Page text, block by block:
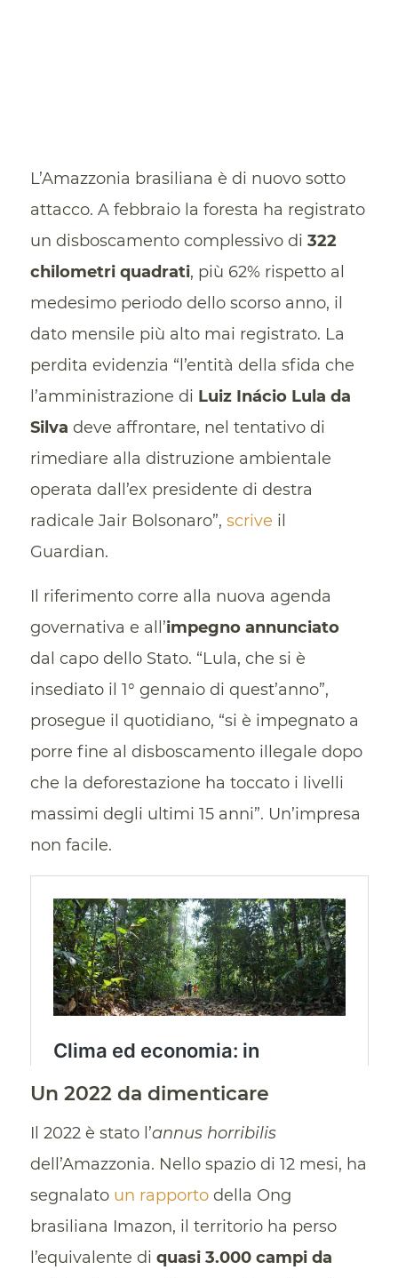
L’Amazzonia brasiliana è di nuovo sotto
attacco. A febbraio la foresta ha registrato
un disboscamento complessivo di 322
chilometri quadrati, più 62% rispetto al
medesimo periodo dello scorso anno, il
dato mensile più alto mai registrato. La
perdita evidenzia “l’entità della sfida che
l’amministrazione di Luiz Inácio Lula da
Silva deve affrontare, nel tentativo di
rimediare alla distruzione ambientale
operata dall’ex presidente di destra
radicale Jair Bolsonaro”, scrive il
Guardian.
Il riferimento corre alla nuova agenda
governativa e all’impegno annunciato
dal capo dello Stato. “Lula, che si è
insediato il 1° gennaio di quest’anno”,
prosegue il quotidiano, “si è impegnato a
porre fine al disboscamento illegale dopo
che la deforestazione ha toccato i livelli
massimi degli ultimi 15 anni”. Un’impresa
non facile.
Un 2022 da dimenticare
Il 2022 è stato l’annus horribilis
dell’Amazzonia. Nello spazio di 12 mesi, ha
segnalato un rapportodella Ong
brasiliana Imazon, il territorio ha perso
l’equivalente di quasi 3.000 campi da